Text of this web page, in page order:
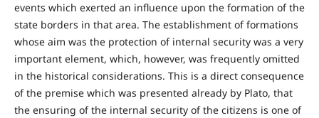
events which exerted an influence upon the formation of the
state borders in that area. The establishment of formations
whose aim was the protection of internal security was a very
important element, which, however, was frequently omitted
in the historical considerations. This is a direct consequence
of the premise which was presented already by Plato, that
the ensuring of the internal security of the citizens is one of